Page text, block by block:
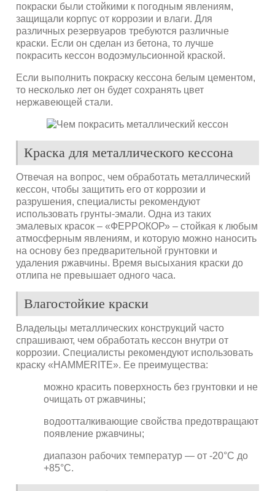
покраски были стойкими к погодным явлениям,
защищали корпус от коррозии и влаги. Для
различных резервуаров требуются различные
краски. Если он сделан из бетона, то лучше
покрасить кессон водоэмульсионной краской.
Если выполнить покраску кессона белым цементом,
то несколько лет он будет сохранять цвет
нержавеющей стали.
Краска для металлического кессона
Отвечая на вопрос, чем обработать металлический
кессон, чтобы защитить его от коррозии и
разрушения, специалисты рекомендуют
использовать грунты-эмали. Одна из таких
эмалевых красок – «ФЕРРОКОР» – стойкая к любым
атмосферным явлениям, и которую можно наносить
на основу без предварительной грунтовки и
удаления ржавчины. Время высыхания краски до
отлипа не превышает одного часа.
Влагостойкие краски
Владельцы металлических конструкций часто
спрашивают, чем обработать кессон внутри от
коррозии. Специалисты рекомендуют использовать
краску «HAMMERITE». Ее преимущества:
можно красить поверхность без грунтовки и не
очищать от ржавчины;
водоотталкивающие свойства предотвращают
появление ржавчины;
диапазон рабочих температур — от -20°С до
+85°С.